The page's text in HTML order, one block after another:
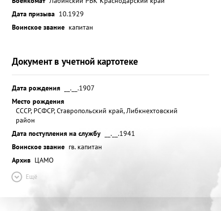
Дата призыва 10.1929
Воинское звание капитан
Документ в учетной картотеке
Дата рождения
__.__.1907
Место рождения
СССР, РСФСР, Ставропольский край, Либкнехтовский
район
Дата поступления на службу
__.__.1941
Воинское звание гв. капитан
Архив ЦАМО
Ещё